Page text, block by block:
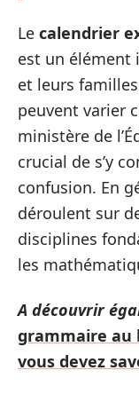
Le calendrier
est un élément
et leurs
peuvent varier
ministère de
crucial de s’y
confusion. En
déroulent sur
disciplines
les
A découvrir
grammaire au
vous devez